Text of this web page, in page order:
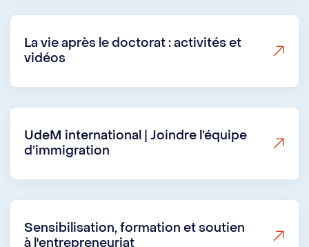
La vie après le doctorat : activités et
vidéos
UdeM international | Joindre l’équipe
d’immigration
Sensibilisation, formation et soutien
à l'entrepreneuriat